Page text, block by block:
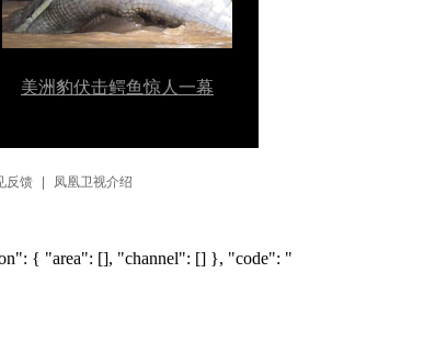
美洲豹伏击鳄鱼惊人一幕
反馈
凤凰卫视介绍
{ "area": [], "channel": [] }, "code": "